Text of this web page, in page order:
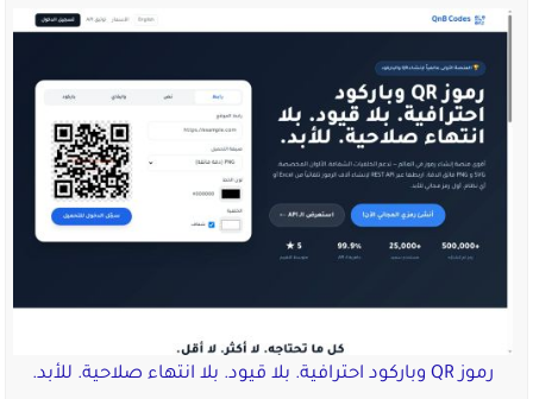
رموز QR وباركود احترافية. بلا قيود. بلا انتهاء صلاحية. للأبد.